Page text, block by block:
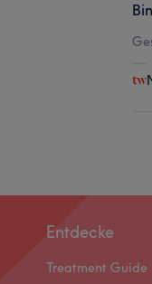
Entdecke
Treatment Guide